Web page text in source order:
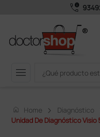
call_quality
menu
home Home Diagnóstico
Unidad De Diagnóstico